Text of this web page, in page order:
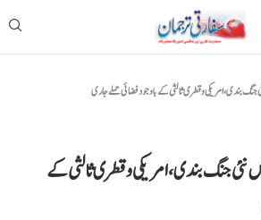
جنگ بندی، امریکی و قطری ثالثی کے باوجود فضائی حملے جاری
نئی جنگ بندی، امریکی و قطری ثالثی کے